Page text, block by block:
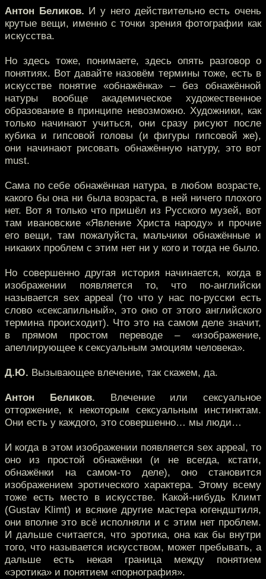
Антон Беликов. И у него действительно есть очень
крутые вещи, именно с точки зрения фотографии как
искусства.
Но здесь тоже, понимаете, здесь опять разговор о
понятиях. Вот давайте назовём термины тоже, есть в
искусстве понятие «обнажёнка» – без обнажённой
натуры вообще академическое художественное
образование в принципе невозможно. Художники, как
только начинают учиться, они сразу рисуют после
кубика и гипсовой головы (и фигуры гипсовой же),
они начинают рисовать обнажённую натуру, это вот
must.
Сама по себе обнажённая натура, в любом возрасте,
какого бы она ни была возраста, в ней ничего плохого
нет. Вот я только что пришёл из Русского музей, вот
там ивановские «Явление Христа народу» и прочие
его вещи, там пожалуйста, мальчики обнажённые и
никаких проблем с этим нет ни у кого и тогда не было.
Но совершенно другая история начинается, когда в
изображении появляется то, что по-английски
называется sex appeal (то что у нас по-русски есть
слово «сексапильный», это оно от этого английского
термина происходит). Что это на самом деле значит,
в прямом простом переводе – «изображение,
апеллирующее к сексуальным эмоциям человека».
Д.Ю. Вызывающее влечение, так скажем, да.
Антон Беликов. Влечение или сексуальное
отторжение, к некоторым сексуальным инстинктам.
Они есть у каждого, это совершенно… мы люди…
И когда в этом изображении появляется sex appeal, то
оно из простой обнажёнки (и не всегда, кстати,
обнажёнки на самом-то деле), оно становится
изображением эротического характера. Этому всему
тоже есть место в искусстве. Какой-нибудь Климт
(Gustav Klimt) и всякие другие мастера югендштиля,
они вполне это всё исполняли и с этим нет проблем.
И дальше считается, что эротика, она как бы внутри
того, что называется искусством, может пребывать, а
дальше есть некая граница между понятием
«эротика» и понятием «порнография».